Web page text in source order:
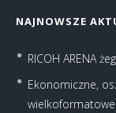
NAJNOWSZE
RICOH ARENA
Ekonomiczne,
wielkoformatowe